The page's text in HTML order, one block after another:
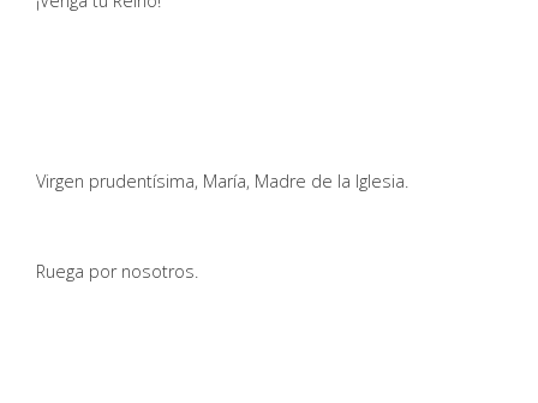
Virgen prudentísima, María, Madre de la Iglesia.
Ruega por nosotros.